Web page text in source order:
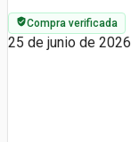
Compra verificada
25 de junio de 2026